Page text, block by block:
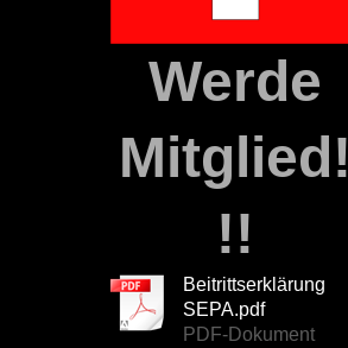
Werde
Mitglied!
!!
Beitrittserklärung
SEPA.pdf
PDF-Dokument